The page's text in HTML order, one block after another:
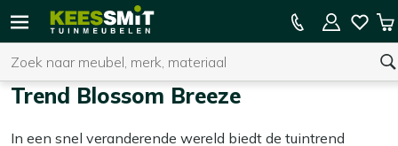
Kees
Tuinmeubelen
Zoeken
U heeft geen product(en) in uw winkelwagen.
15% kassakorting op de hele collectie
Trend Blossom Breeze
In een snel veranderende wereld biedt de tuintrend